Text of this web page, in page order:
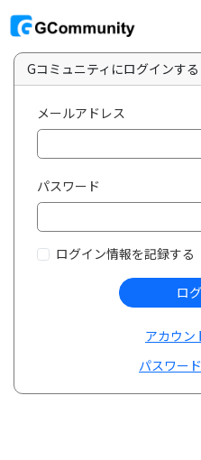
Gコミュニティにログインする
メールアドレス
パスワード
ログイン情報を記録する
ロ
アカウン
パスワー